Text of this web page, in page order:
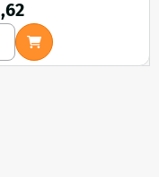
kiezen voor